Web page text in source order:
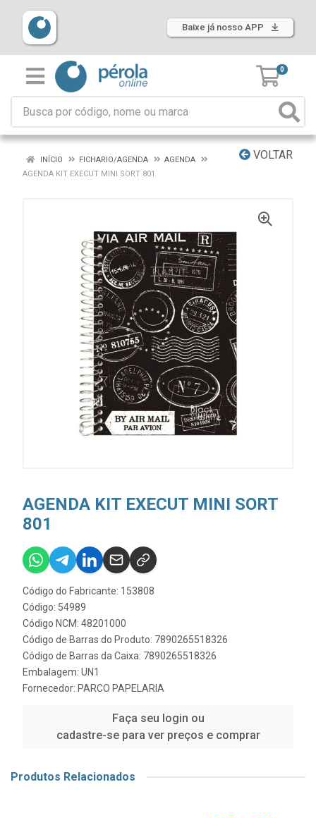
Baixe já nosso APP
0
VOLTAR
INÍCIO FICHARIO/AGENDA
AGENDA
AGENDA KIT EXECUT MINI SORT 801
AGENDA KIT EXECUT MINI SORT
801
Código do Fabricante: 153808
Código: 54989
Código NCM: 48201000
Código de Barras do Produto: 7890265518326
Código de Barras da Caixa: 7890265518326
Embalagem: UN1
Fornecedor: PARCO PAPELARIA
Faça seu login ou
cadastre-se para ver preços e comprar
Produtos Relacionados